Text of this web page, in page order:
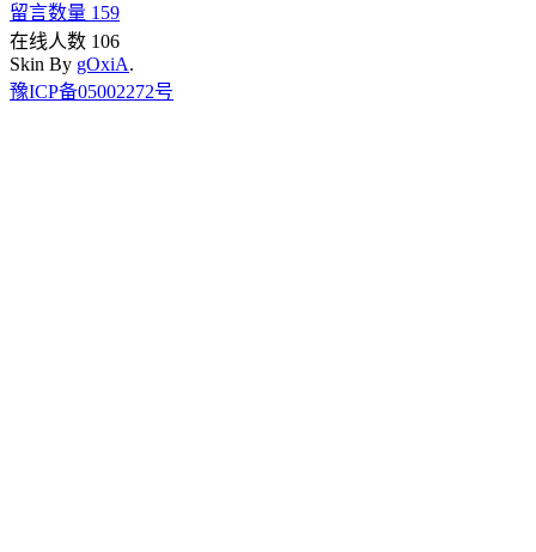
留言数量 159
在线人数 106
Skin By gOxiA.
豫ICP备05002272号